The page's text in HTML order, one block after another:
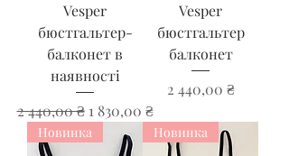
Vesper
бюстгальтер-
балконет в
наявності
Звичайна ціна
2 440,00 ₴ За розпродажем
1 830,00 ₴
Vesper
бюстгальтер
балконет
Ціна
2 440,00 ₴
Новинка Новинка